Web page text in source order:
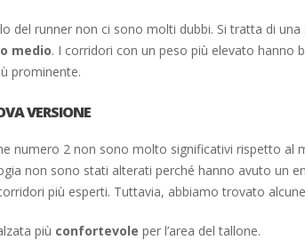
del runner non ci sono molti dubbi. Si tratta di una
medio. I corridori con un peso più elevato hanno
prominente.
VERSIONE
numero 2 non sono molto significativi rispetto al
non sono stati alterati perché hanno avuto un
più esperti. Tuttavia, abbiamo trovato
più confortevole per l’area del tallone.